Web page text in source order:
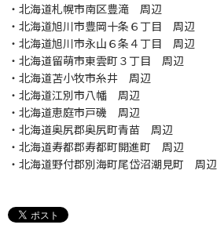
・北海道札幌市南区豊滝 周辺
・北海道旭川市豊岡十条６丁目 周辺
・北海道旭川市永山６条４丁目 周辺
・北海道留萌市東雲町３丁目 周辺
・北海道苫小牧市糸井 周辺
・北海道江別市八幡 周辺
・北海道恵庭市戸磯 周辺
・北海道奥尻郡奥尻町青苗 周辺
・北海道寿都郡寿都町開進町 周辺
・北海道野付郡別海町尾岱沼潮見町 周辺